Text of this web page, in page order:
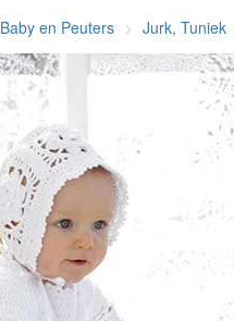
Baby en Peuters Jurk, Tuniek